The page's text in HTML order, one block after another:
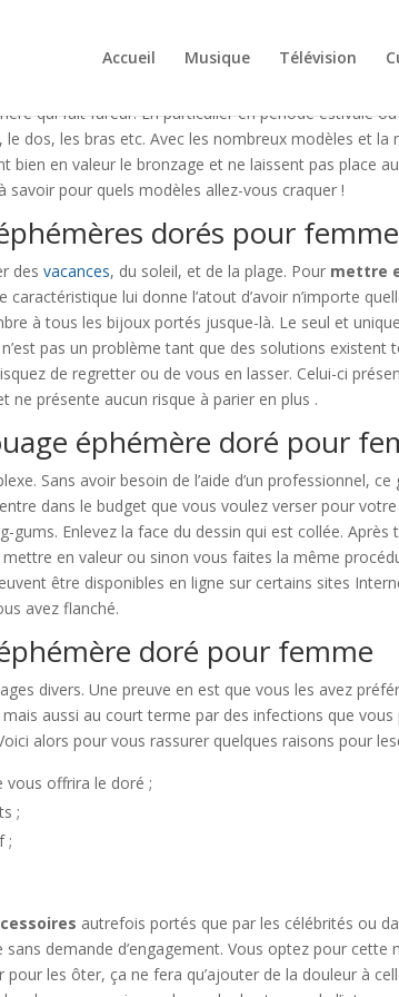
Accueil Musique Télévision
qui fait fureur. En particulier en période estivale
dos, les bras etc. Avec les nombreux modèles et la
bien en valeur le bronzage et ne laissent pas place
savoir pour quels modèles allez-vous craquer !
dorés pour
des vacances, du soleil, et de la plage. Pour mettre
caractéristique lui donne l’atout d’avoir n’importe
à tous les bijoux portés jusque-là. Le seul et
pas un problème tant que des solutions
de regretter ou de vous en lasser. Celui-ci
ne présente aucun risque à parier en plus .
éphémère doré pour
Sans avoir besoin de l’aide d’un professionnel,
dans le budget que vous voulez verser pour
gums. Enlevez la face du dessin qui est collée.
en valeur ou sinon vous faites la même
être disponibles en ligne sur certains sites
avez flanché.
doré pour femme
divers. Une preuve en est que vous les avez
aussi au court terme par des infections que
alors pour vous rassurer quelques raisons pour
vous offrira le doré ;
;
;
autrefois portés que par les célébrités ou
demande d’engagement. Vous optez pour
les ôter, ça ne fera qu’ajouter de la douleur à